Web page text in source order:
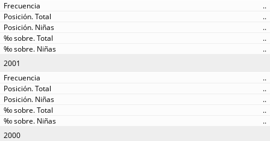
..
..
..
..
..
2001
..
..
..
..
..
2000